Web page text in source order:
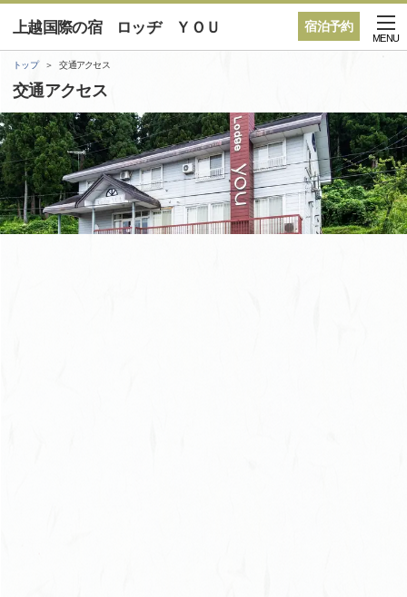
宿泊予約
上越国際の宿 ロッヂ ＹＯＵ
MENU
トップ 交通アクセス
交通アクセス